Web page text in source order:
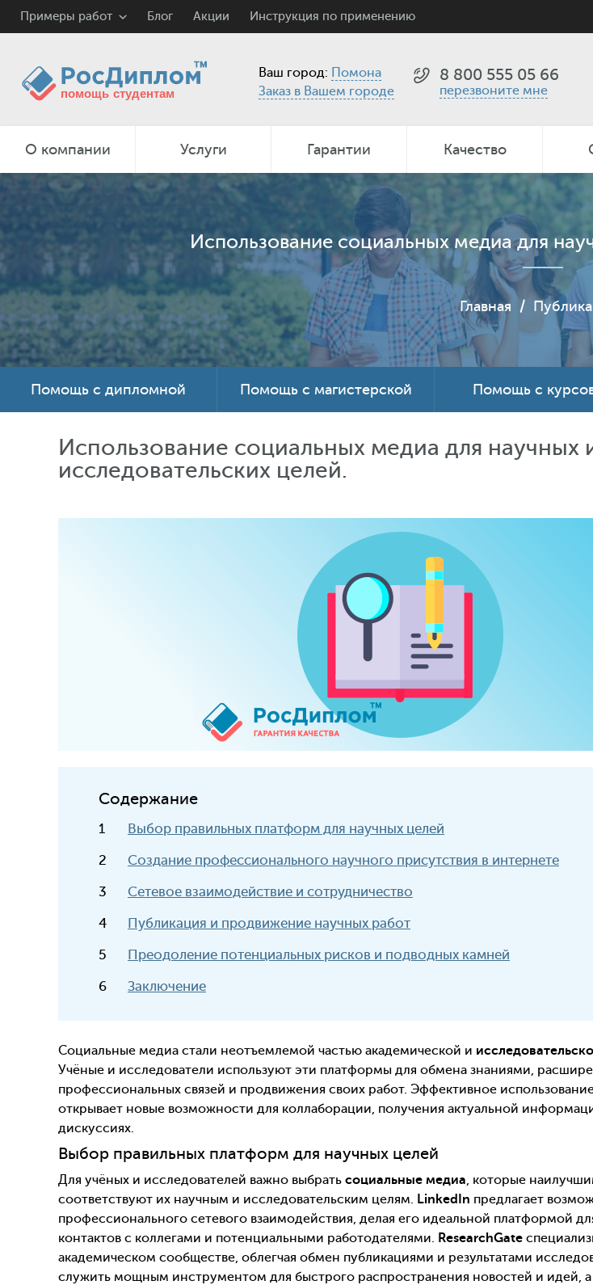
Примеры работ Блог Акции Инструкция по применению
Ваш город: Помона
Заказ в Вашем городе
8 800 555 05 66
перезвоните мне
О компании Услуги Гарантии Качество
Использование социальных медиа для
Главная /
Помощь с дипломной Помощь с магистерской Помощь с
Использование социальных медиа для научных
исследовательских целей.
Содержание
Выбор правильных платформ для научных целей
Создание профессионального научного присутствия в интернете
Сетевое взаимодействие и сотрудничество
Публикация и продвижение научных работ
Преодоление потенциальных рисков и подводных камней
Заключение
Социальные медиа стали неотъемлемой частью академической и
Учёные и исследователи используют эти платформы для обмена знаниями,
профессиональных связей и продвижения своих работ. Эффективное
открывает новые возможности для коллаборации, получения актуальной
дискуссиях.
Выбор правильных платформ для научных целей
Для учёных и исследователей важно выбрать социальные медиа , которые
соответствуют их научным и исследовательским целям.
LinkedIn предлагает
профессионального сетевого взаимодействия, делая его идеальной платформой
контактов с коллегами и потенциальными работодателями.
ResearchGate
академическом сообществе, облегчая обмен публикациями и результатами
служить мощным инструментом для быстрого распространения новостей и идей, а